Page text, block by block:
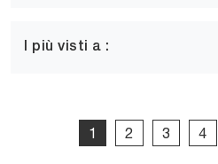
I più visti a :
1 2 3 4